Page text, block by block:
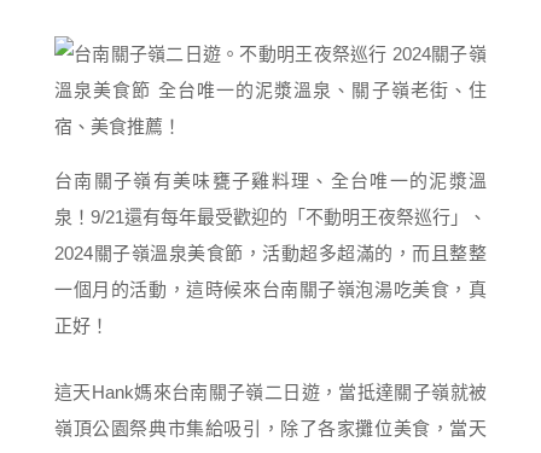
台南關子嶺有美味甕子雞料理、全台唯一的泥漿溫
泉！9/21還有每年最受歡迎的「不動明王夜祭巡行」、
2024關子嶺溫泉美食節，活動超多超滿的，而且整整
一個月的活動，這時候來台南關子嶺泡湯吃美食，真
正好！
這天Hank媽來台南關子嶺二日遊，當抵達關子嶺就被
嶺頂公園祭典市集給吸引，除了各家攤位美食，當天